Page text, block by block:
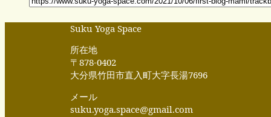
Suku Yoga Space
所在地
〒878-0402
大分県竹田市直入町大字長湯7696
メール
suku.yoga.space@gmail.com